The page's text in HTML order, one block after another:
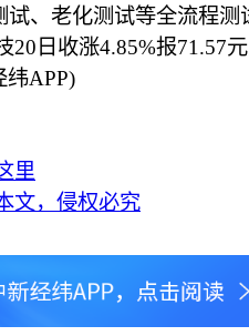
试、老化测试等全流程测
日收涨4.85%报71.57
纬APP)
里
文，侵权必究